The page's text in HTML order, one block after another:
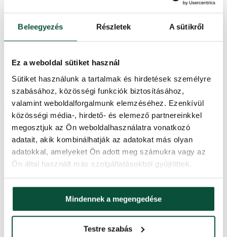
Beleegyezés Részletek A sütikről
Ez a weboldal sütiket használ
Sütiket használunk a tartalmak és hirdetések személyre
szabásához, közösségi funkciók biztosításához,
valamint weboldalforgalmunk elemzéséhez. Ezenkívül
közösségi média-, hirdető- és elemező partnereinkkel
megosztjuk az Ön weboldalhasználatra vonatkozó
adatait, akik kombinálhatják az adatokat más olyan
adatokkal, amelyeket Ön adott meg számukra vagy az
Ön által használt más szolgáltatásokból gyűjtöttek.
Mindennek a megengedése
Testre szabás
Ártörténet
Az elmúlt 30 napban a legalacsonyabb ár 22,600 Ftvolt.
További információk
Magasság (állvánnyal) 46cm
Szélesség 13cm